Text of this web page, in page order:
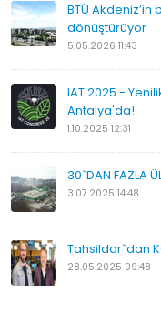
BTÜ
dönüştürüyor
5.05.2026 11:43
IAT 2025 -
Antalya'da!
1.10.2025 12:31
30`DAN FAZLA
3.07.2025 14:48
Tahsildar`dan
28.05.2025 09:48